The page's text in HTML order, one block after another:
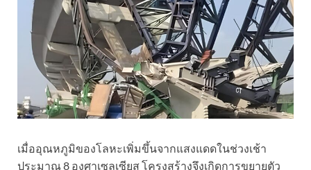
เมื่ออุณหภูมิของโลหะเพิ่มขึ้นจากแสงแดดในช่วงเช้า
ประมาณ 8 องศาเซลเซียส โครงสร้างจึงเกิดการขยายตัว